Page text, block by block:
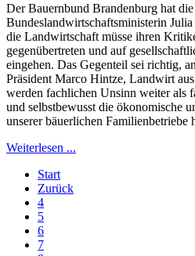
Der Bauernbund Brandenburg hat
Bundeslandwirtschaftsministerin
die Landwirtschaft müsse ihren
gegenübertreten und auf
eingehen. Das Gegenteil sei richtig,
Präsident Marco Hintze, Landwirt
werden fachlichen Unsinn weiter als
und selbstbewusst die ökonomische
unserer bäuerlichen Familienbetriebe
Weiterlesen ...
Start
Zurück
4
5
6
7